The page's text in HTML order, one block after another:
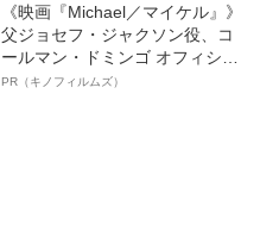
《映画『Michael／マイケル』》
父ジョセフ・ジャクソン役、コ
ールマン・ドミンゴ オフィシャ
ルインタビュー“観客を魅了した
PR（キノフィルムズ）